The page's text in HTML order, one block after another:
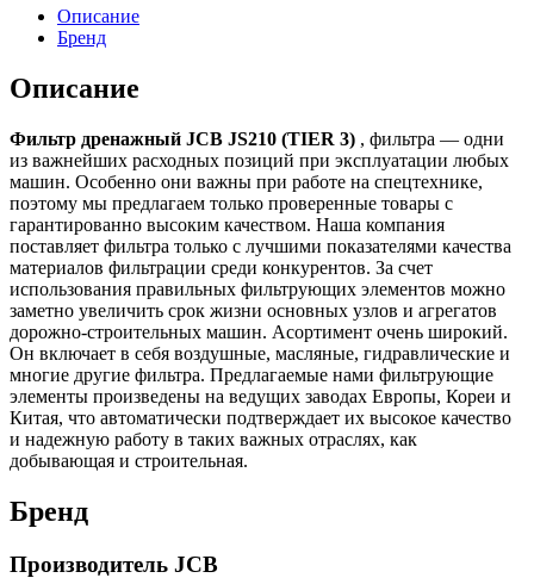
Описание
Бренд
Описание
Фильтр дренажный JCB JS210 (TIER 3) , фильтра — одни
из важнейших расходных позиций при эксплуатации любых
машин. Особенно они важны при работе на спецтехнике,
поэтому мы предлагаем только проверенные товары с
гарантированно высоким качеством. Наша компания
поставляет фильтра только с лучшими показателями качества
материалов фильтрации среди конкурентов. За счет
использования правильных фильтрующих элементов можно
заметно увеличить срок жизни основных узлов и агрегатов
дорожно-строительных машин. Асортимент очень широкий.
Он включает в себя воздушные, масляные, гидравлические и
многие другие фильтра. Предлагаемые нами фильтрующие
элементы произведены на ведущих заводах Европы, Кореи и
Китая, что автоматически подтверждает их высокое качество
и надежную работу в таких важных отраслях, как
добывающая и строительная.
Бренд
Производитель JCB